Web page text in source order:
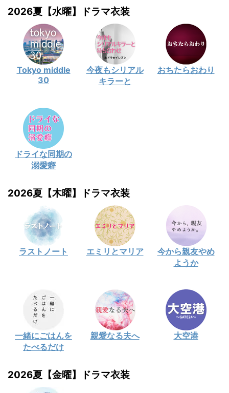
2026夏【水曜】ドラマ衣装
Tokyo middle
30
今夜もシリアル
キラーと
おちたらおわり
ドライな同期の
溺愛癖
2026夏【木曜】ドラマ衣装
ラストノート エミリとマリア
今から親友やめ
ようか
一緒にごはんを
たべるだけ
親愛なる夫へ 大空港
2026夏【金曜】ドラマ衣装